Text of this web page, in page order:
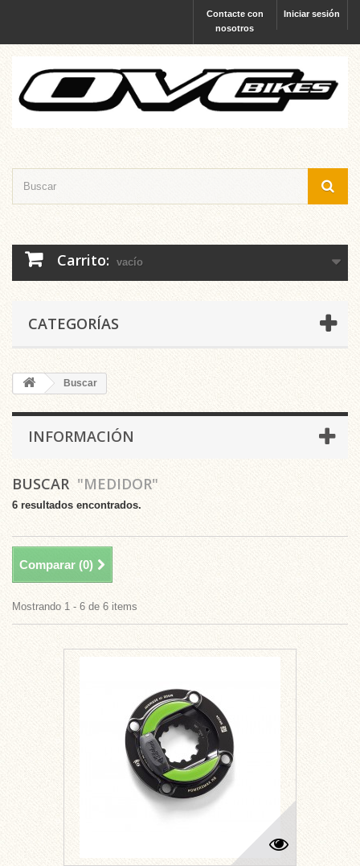
Iniciar sesión
Contacte con
nosotros
Carrito: vacío
CATEGORÍAS
Buscar
INFORMACIÓN
BUSCAR "MEDIDOR"
6 resultados encontrados.
Comparar (0)
Mostrando 1 - 6 de 6 items